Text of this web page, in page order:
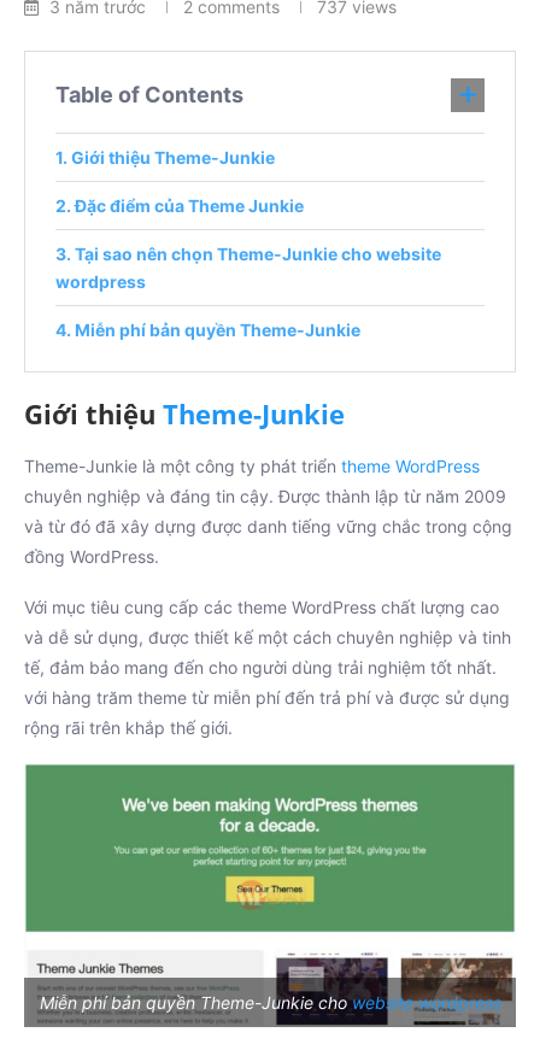
3 năm trước 2 comments 737 views
Table of Contents
Giới thiệu Theme-Junkie
Đặc điểm của Theme Junkie
Tại sao nên chọn Theme-Junkie cho website
wordpress
Miễn phí bản quyền Theme-Junkie
Giới thiệu Theme-Junkie
Theme-Junkie là một công ty phát triển theme WordPress
chuyên nghiệp và đáng tin cậy. Được thành lập từ năm 2009
và từ đó đã xây dựng được danh tiếng vững chắc trong cộng
đồng WordPress.
Với mục tiêu cung cấp các theme WordPress chất lượng cao
và dễ sử dụng, được thiết kế một cách chuyên nghiệp và tinh
tế, đảm bảo mang đến cho người dùng trải nghiệm tốt nhất.
với hàng trăm theme từ miễn phí đến trả phí và được sử dụng
rộng rãi trên khắp thế giới.
Miễn phí bản quyền Theme-Junkie chowebsite wordpress